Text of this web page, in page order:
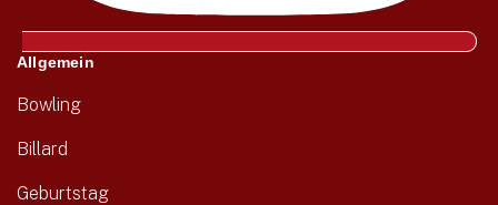
Allgemein
Bowling
Billard
Geburtstag